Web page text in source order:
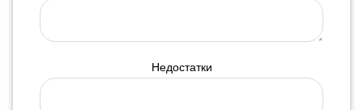
Недостатки